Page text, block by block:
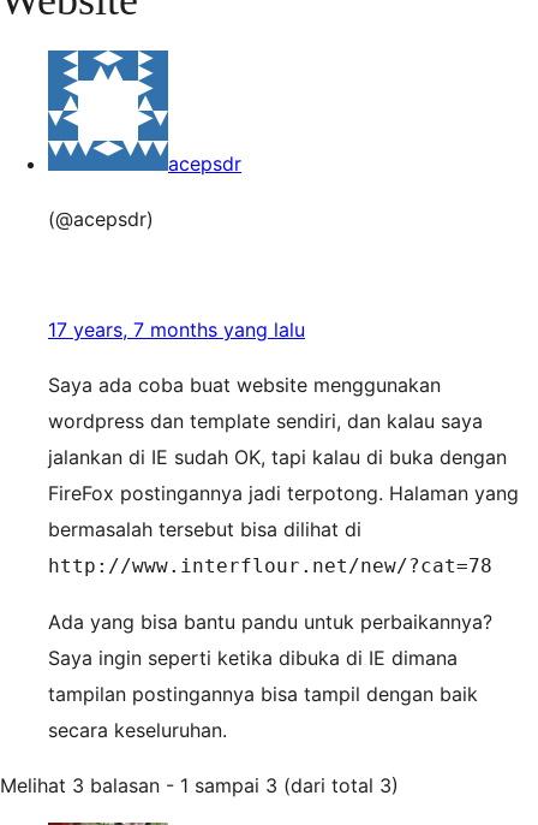
acepsdr
(@acepsdr)
17 years, 7 months yang lalu
Saya ada coba buat website menggunakan
wordpress dan template sendiri, dan kalau saya
jalankan di IE sudah OK, tapi kalau di buka dengan
FireFox postingannya jadi terpotong. Halaman yang
bermasalah tersebut bisa dilihat di
http://www.interflour.net/new/?cat=78
Ada yang bisa bantu pandu untuk perbaikannya?
Saya ingin seperti ketika dibuka di IE dimana
tampilan postingannya bisa tampil dengan baik
secara keseluruhan.
Melihat 3 balasan - 1 sampai 3 (dari total 3)